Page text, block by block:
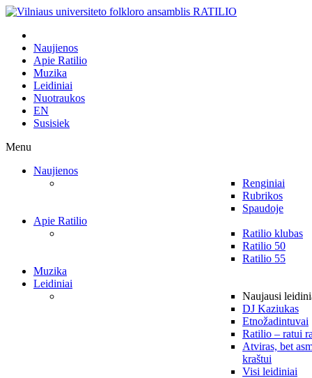
Naujienos
Apie Ratilio
Muzika
Leidiniai
Nuotraukos
EN
Susisiek
Menu
Naujienos
Renginiai
Rubrikos
Spaudoje
Apie Ratilio
Ratilio klubas
Ratilio 50
Ratilio 55
Muzika
Leidiniai
Naujausi
DJ Kaziukas
Etnožadintuvai
Ratilio – ratui
Atviras, bet
kraštui
Visi leidiniai